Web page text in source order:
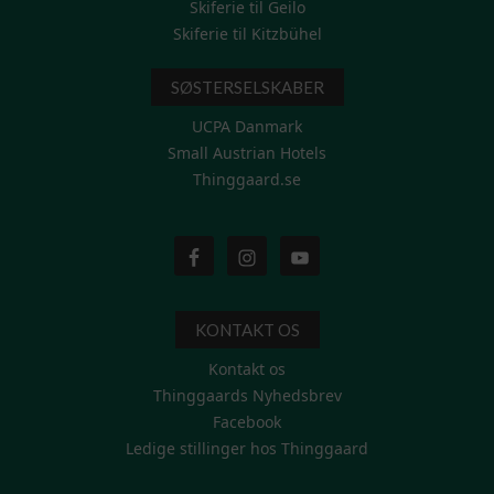
Skiferie til Geilo
Skiferie til Kitzbühel
SØSTERSELSKABER
UCPA Danmark
Small Austrian Hotels
Thinggaard.se
KONTAKT OS
Kontakt os
Thinggaards Nyhedsbrev
Facebook
Ledige stillinger hos Thinggaard